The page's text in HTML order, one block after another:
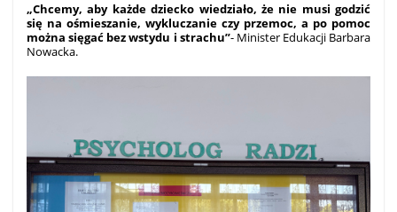
„Chcemy, aby każde dziecko wiedziało, że nie musi godzić
się na ośmieszanie, wykluczanie czy przemoc, a po pomoc
można sięgać bez wstydu i strachu”- Minister Edukacji Barbara
Nowacka.